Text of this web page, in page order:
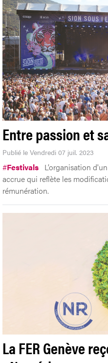
Entre passion et
Publié le Vendredi 07 juil. 2023
#Festivals L’organisation
accrue qui reflète les
rémunération.
La FER Genève